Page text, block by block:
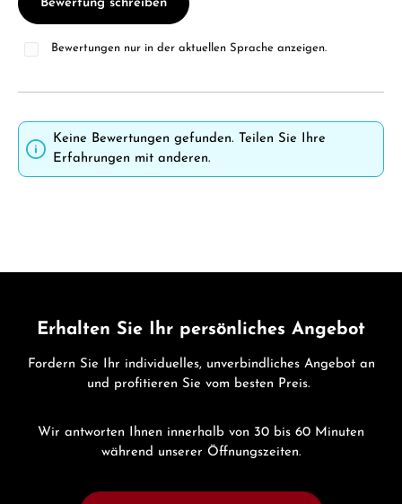
Bewertung schreiben
Bewertungen nur in der aktuellen Sprache anzeigen.
Keine Bewertungen gefunden. Teilen Sie Ihre
Erfahrungen mit anderen.
Erhalten Sie Ihr persönliches Angebot
Fordern Sie Ihr individuelles, unverbindliches Angebot an
und profitieren Sie vom besten Preis.
Wir antworten Ihnen innerhalb von 30 bis 60 Minuten
während unserer Öffnungszeiten.